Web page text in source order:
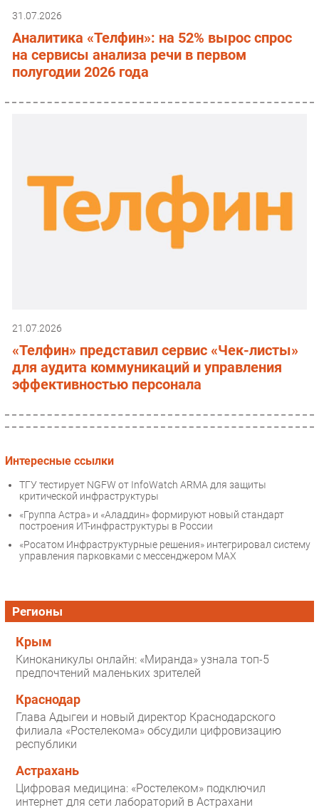
31.07.2026
Аналитика «Телфин»: на 52% вырос спрос
на сервисы анализа речи в первом
полугодии 2026 года
21.07.2026
«Телфин» представил сервис «Чек-листы»
для аудита коммуникаций и управления
эффективностью персонала
Интересные ссылки
ТГУ тестирует NGFW от InfoWatch ARMA для защиты
критической инфраструктуры
«Группа Астра» и «Аладдин» формируют новый стандарт
построения ИТ-инфраструктуры в России
«Росатом Инфраструктурные решения» интегрировал систему
управления парковками с мессенджером МАХ
Регионы
Крым
Киноканикулы онлайн: «Миранда» узнала топ-5
предпочтений маленьких зрителей
Краснодар
Глава Адыгеи и новый директор Краснодарского
филиала «Ростелекома» обсудили цифровизацию
республики
Астрахань
Цифровая медицина: «Ростелеком» подключил
интернет для сети лабораторий в Астрахани